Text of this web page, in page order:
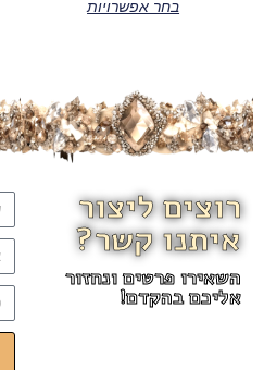
בחר אפשרויות
רוצים ליצור
איתנו קשר?
השאירו פרטים ונחזור
אליכם בהקדם!